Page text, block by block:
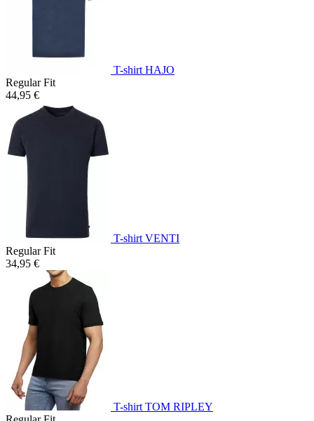
T-shirt HAJO
Regular Fit
44,95 €
T-shirt VENTI
Regular Fit
34,95 €
T-shirt TOM RIPLEY